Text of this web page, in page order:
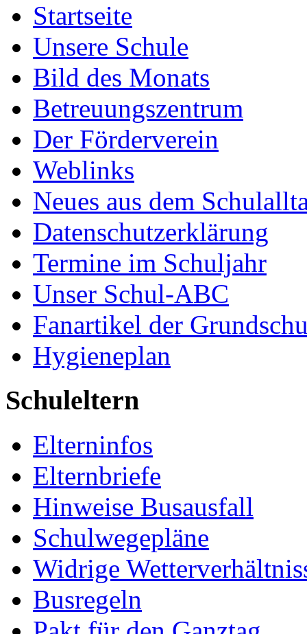
Startseite
Unsere Schule
Bild des Monats
Betreuungszentrum
Der Förderverein
Weblinks
Neues aus dem
Datenschutzerklärung
Termine im Schuljahr
Unser Schul-ABC
Fanartikel der
Hygieneplan
Schuleltern
Elterninfos
Elternbriefe
Hinweise Busausfall
Schulwegepläne
Widrige
Busregeln